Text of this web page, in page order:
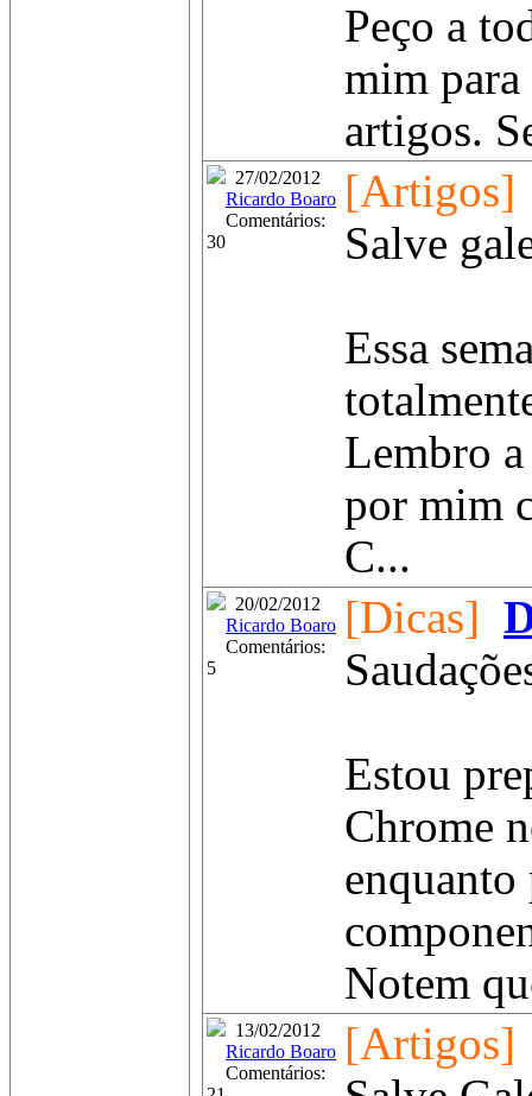
Peço a
mim para
artigos.
27/02/2012
Ricardo Boaro
Comentários:
30
[Artigos]
Salve
Essa
Lembro
por mim
C...
20/02/2012
Ricardo Boaro
Comentários:
5
[Dicas]
Estou
Chrome
Notem
13/02/2012
Ricardo Boaro
Comentários:
[Artigos]